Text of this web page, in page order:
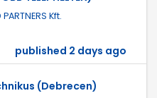
Kft.
published 2 days ago
(Debrecen)